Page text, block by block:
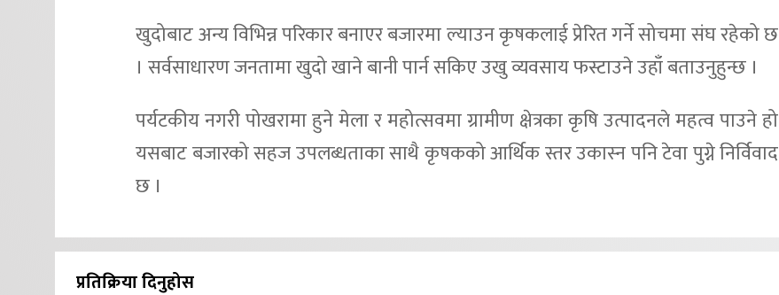
खुदोबाट अन्य विभिन्न परिकार बनाएर बजारमा ल्याउन कृषकलाई प्रेरित गर्ने सोचमा संघ रहेको छ
। सर्वसाधारण जनतामा खुदो खाने बानी पार्न सकिए उखु व्यवसाय फस्टाउने उहाँ बताउनुहुन्छ ।
पर्यटकीय नगरी पोखरामा हुने मेला र महोत्सवमा ग्रामीण क्षेत्रका कृषि उत्पादनले महत्व पाउने हो
यसबाट बजारको सहज उपलब्धताका साथै कृषकको आर्थिक स्तर उकास्न पनि टेवा पुग्ने निर्विवाद
छ ।
प्रतिक्रिया दिनुहोस